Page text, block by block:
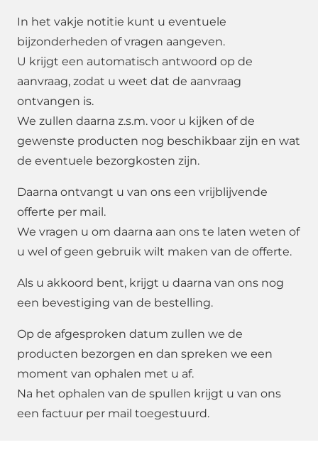
In het vakje notitie kunt u eventuele
bijzonderheden of vragen aangeven.
U krijgt een automatisch antwoord op de
aanvraag, zodat u weet dat de aanvraag
ontvangen is.
We zullen daarna z.s.m. voor u kijken of de
gewenste producten nog beschikbaar zijn en wat
de eventuele bezorgkosten zijn.
Daarna ontvangt u van ons een vrijblijvende
offerte per mail.
We vragen u om daarna aan ons te laten weten of
u wel of geen gebruik wilt maken van de offerte.
Als u akkoord bent, krijgt u daarna van ons nog
een bevestiging van de bestelling.
Op de afgesproken datum zullen we de
producten bezorgen en dan spreken we een
moment van ophalen met u af.
Na het ophalen van de spullen krijgt u van ons
een factuur per mail toegestuurd.